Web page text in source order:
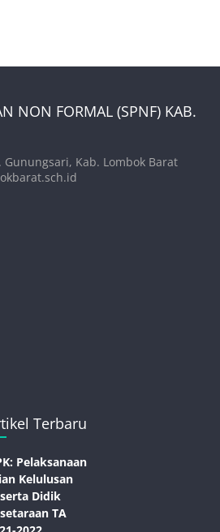
NON FORMAL (SPNF) KAB.
Gunungsari, Kab. Lombok Barat
Terbaru
Pelaksanaan
Kelulusan
Didik
TA